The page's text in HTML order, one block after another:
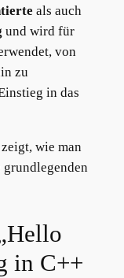
als auch
und wird für
von
zu
in das
wie man
grundlegenden
in C++